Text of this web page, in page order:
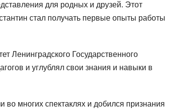
для родных и друзей. Этот
стал получать первые опыты работы
Ленинградского Государственного
и углублял свои знания и навыки в
многих спектаклях и добился признания